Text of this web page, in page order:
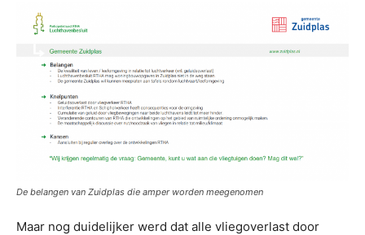
De belangen van Zuidplas die amper worden meegenomen
Maar nog duidelijker werd dat alle vliegoverlast door